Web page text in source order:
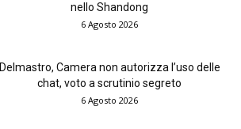
nello Shandong
6 Agosto 2026
Delmastro, Camera non autorizza l’uso delle
chat, voto a scrutinio segreto
6 Agosto 2026